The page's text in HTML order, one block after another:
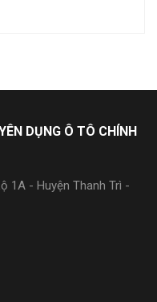
DỤNG Ô TÔ CHÍNH
1A - Huyện Thanh Trì -